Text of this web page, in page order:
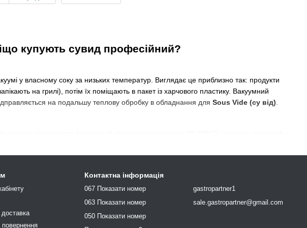
купують сувид професійний?
у власному соку за низьких температур. Виглядає це приблизно так: продукти
на грилі), потім їх поміщають в пакет із харчового пластику. Вакуумний
на подальшу теплову обробку в обладнання для Sous Vide (су від).
зберігається в холодильнику рівно доти, доки на неї не надходить замовлення
вилучається з упаковки і відправляється на стіл. Так смачну, соковиту, ароматну,
після свого замовлення. Для обслуговування банкетів
водяна піч сувид –
повернення
Контактна інформація
067 Показати номер
063 Показати номер
050 Показати номер
gastropartner1
sale.gastropartner@gmail.com